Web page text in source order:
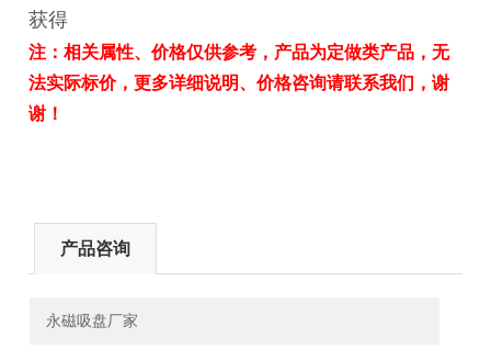
获得
注：相关属性、价格仅供参考，产品为定做类产品，无
法实际标价，更多详细说明、价格咨询请联系我们，谢
谢！
产品咨询